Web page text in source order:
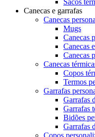
Sacos
Canecas e garrafas
Canecas
Mugs
Canecas
Canecas
Canecas
Canecas
Copos
Termos
Garrafas
Garrafas
Garrafas
Bidões
Garrafas
Copos